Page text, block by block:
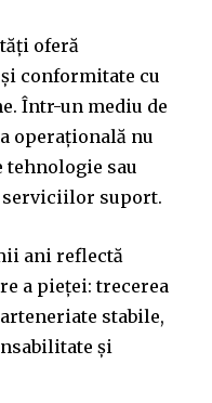
oferă
conformitate cu
Într-un mediu de
operațională nu
tehnologie sau
serviciilor suport.
ani reflectă
a pieței: trecerea
stabile,
și